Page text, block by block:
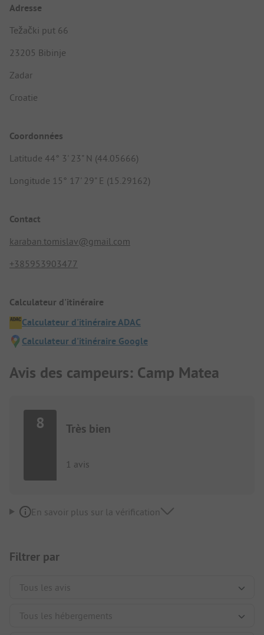
Adresse
Težački put 66
23205 Bibinje
Zadar
Croatie
Coordonnées
Latitude 44° 3' 23" N (44.05666)
Longitude 15° 17' 29" E (15.29162)
Contact
karaban.tomislav@gmail.com
+385953903477
Calculateur d'itinéraire
Calculateur d'itinéraire ADAC
Calculateur d'itinéraire Google
Avis des campeurs: Camp Matea
8 Très bien
1 avis
En savoir plus sur la vérification
Filtrer par